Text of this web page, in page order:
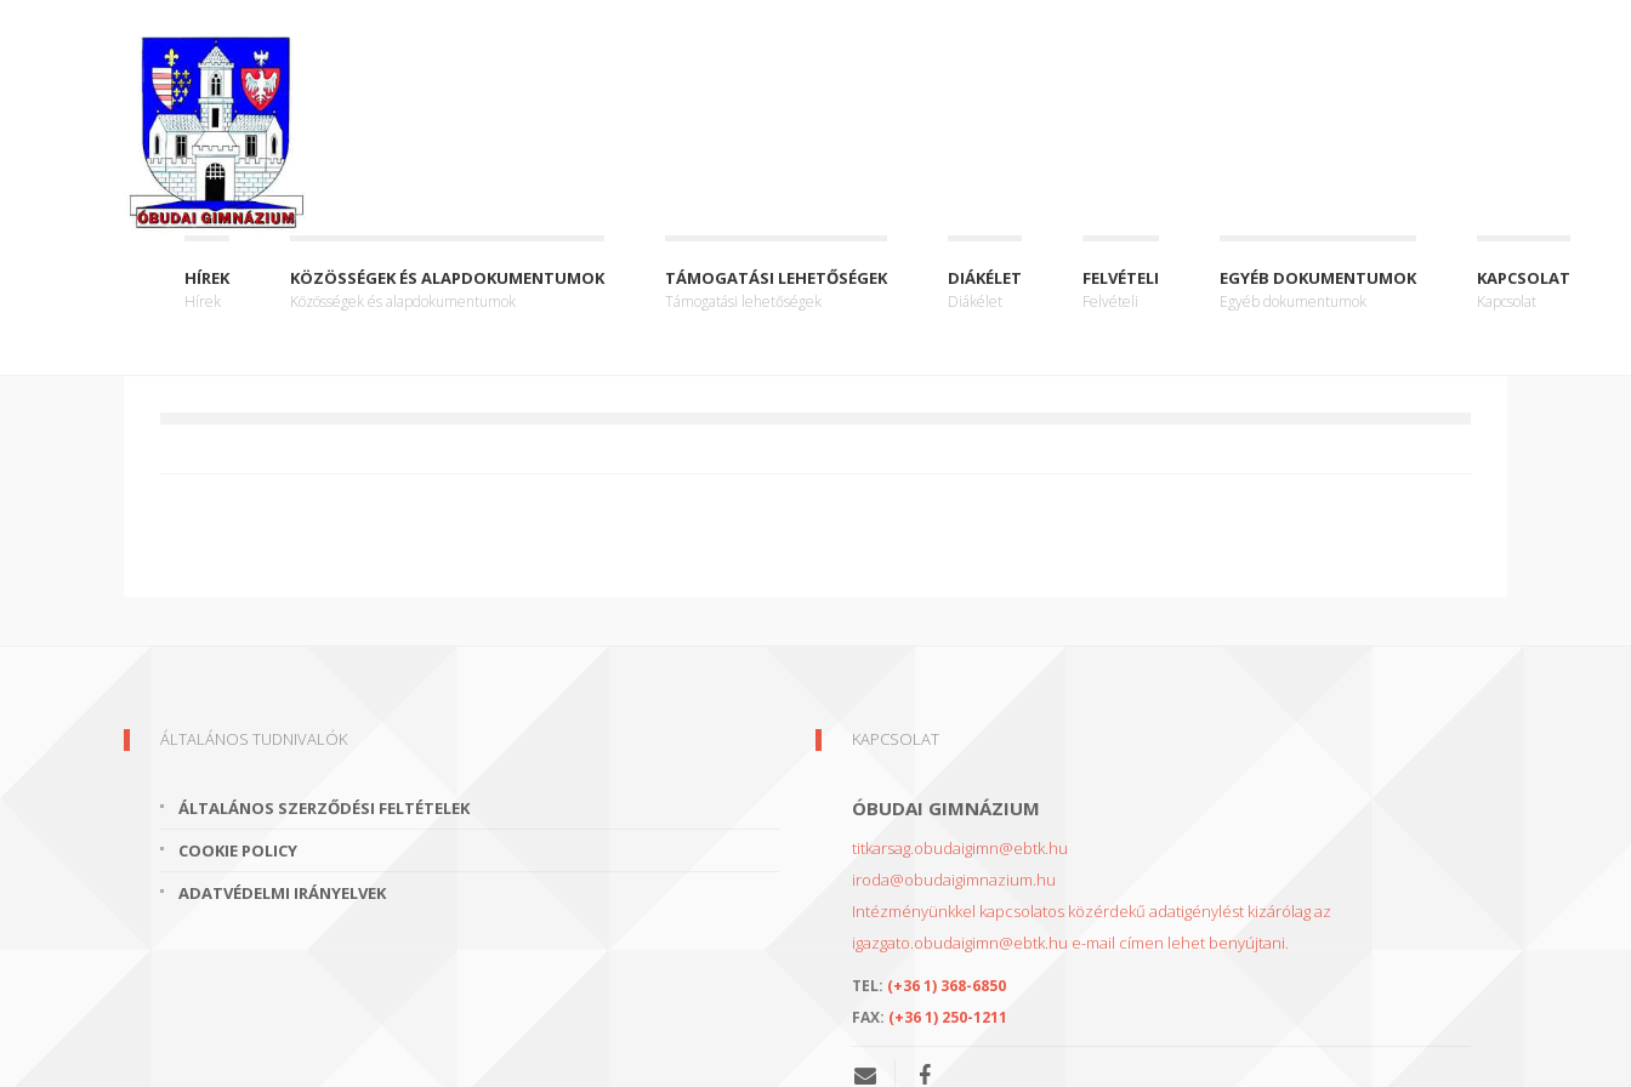
HÍREK
Hírek
KÖZÖSSÉGEK ÉS ALAPDOKUMENTUMOK
Közösségek és alapdokumentumok
TÁMOGATÁSI LEHETŐSÉGEK
Támogatási lehetőségek
DIÁKÉLET
Diákélet
FELVÉTELI
Felvételi
EGYÉB DOKUMENTUMOK
Egyéb dokumentumok
KAPCSOLAT
Kapcsolat
ÁLTALÁNOS TUDNIVALÓK
ÁLTALÁNOS SZERZŐDÉSI FELTÉTELEK
COOKIE POLICY
ADATVÉDELMI IRÁNYELVEK
KAPCSOLAT
ÓBUDAI GIMNÁZIUM
titkarsag.obudaigimn@ebtk.hu
iroda@obudaigimnazium.hu
Intézményünkkel kapcsolatos közérdekű adatigénylést kizárólag az
igazgato.obudaigimn@ebtk.hu e-mail címen lehet benyújtani.
TEL: (+36 1) 368-6850
FAX: (+36 1) 250-1211